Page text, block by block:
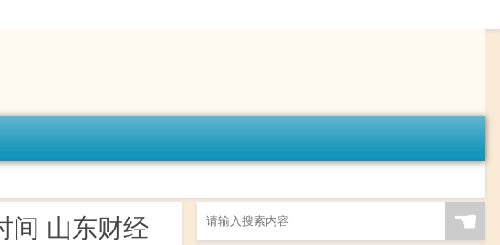
间 山东财经
☚